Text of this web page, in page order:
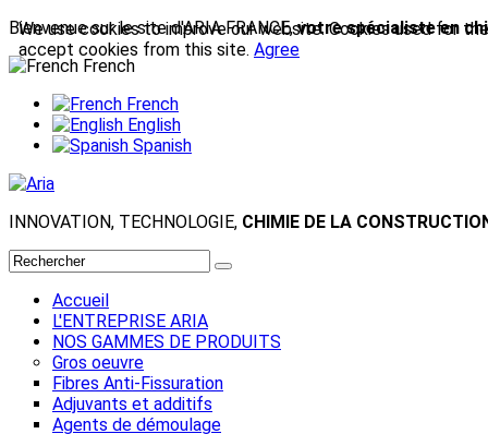
Bienvenue sur le site d'ARIA FRANCE,votre spécialiste en
French
French
English
Spanish
INNOVATION, TECHNOLOGIE, CHIMIE DE LA
Accueil
L'ENTREPRISE ARIA
NOS GAMMES DE PRODUITS
Gros oeuvre
Fibres Anti-Fissuration
Adjuvants et additifs
Agents de démoulage
We use cookies to improve our website. Cookies used for
accept cookies from this site. Agree